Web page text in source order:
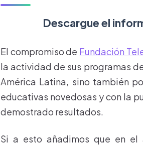
Descargue el
El compromiso de Fundación
la actividad de sus programas
América Latina, sino también
educativas novedosas y con la
demostrado resultados.
Si a esto añadimos que en